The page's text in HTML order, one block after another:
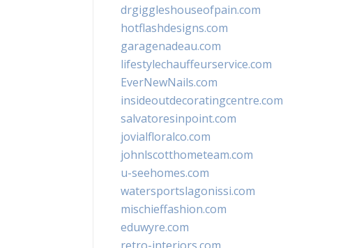
drgiggleshouseofpain.com
hotflashdesigns.com
garagenadeau.com
lifestylechauffeurservice.com
EverNewNails.com
insideoutdecoratingcentre.com
salvatoresinpoint.com
jovialfloralco.com
johnlscotthometeam.com
u-seehomes.com
watersportslagonissi.com
mischieffashion.com
eduwyre.com